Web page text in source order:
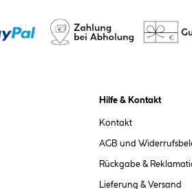
Hilfe & Kontakt
Kontakt
AGB und
Rückgabe &
Lieferung & Versand